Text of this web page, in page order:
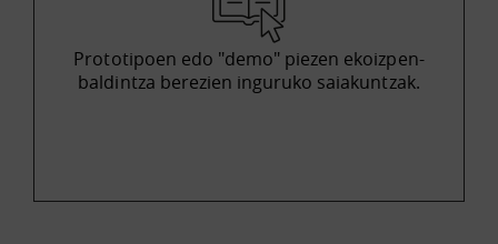
Prototipoen edo "demo" piezen ekoizpen-
baldintza berezien inguruko saiakuntzak.